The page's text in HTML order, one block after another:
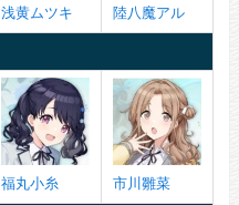
浅黄ムツキ 陸八魔アル
福丸小糸 市川雛菜